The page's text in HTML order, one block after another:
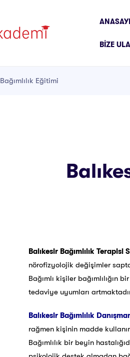
BIZE
Bağımlılık Eğitimi
Balıkesir Bağımlılık Terapisi
nörofizyolojik değişimler
Bağımlı kişiler
tedaviye uyumları
Balıkesir Bağımlılık
rağmen kişinin madde
Bağımlılık bir beyin